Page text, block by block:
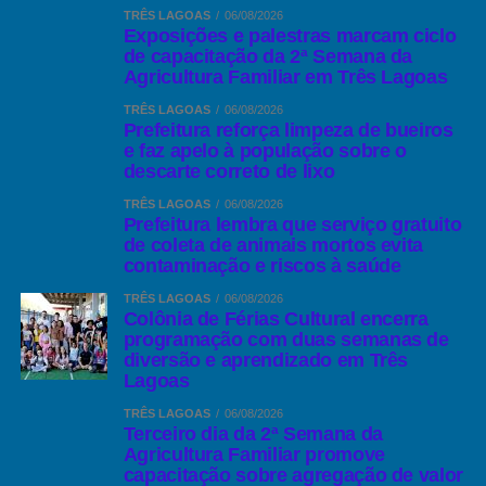
— Pagamento de combustível de Kombi escolar, para a vinda de
professores todos os dias ao Distrito
— Lutou junto à Comunidade para a implantação do Centro
Comunitário, com piscina, e Padaria comunitária, em Arapuá.
— Solicitação aoDeputado Akira, que as firmas:- Techint,
Mendes Júnior, tantas outras viessem instalar-se no Distrito,
gerando e continuando a gerar inúmeros empregos aos
moradores de Arapuá.
— Realização de Campeonatos de Futebol e diversas
modalidades esportivas, e apoio a atletas do Distrito.
— Na área social: Doações de óculos, remédios, ajuda a
transportes de doentes para outras localidades.
— Asfaltamento das ruas: Afonso Trannin, Eduardo Galvão e
Adonias Alves dos Santos.
Vejas as medidas:
Os casos suspeitos de covid-19 tem prioridade no
atendimento à população de modo a
tempo de contato com os indígenas presentes no
local de atendimento;
O registro do atendimento deve ser feito no
prontuário do paciente e também deverá ser
inserido no Sistema de Informação da Atenção à
Saúde Indígena (SIASI) no menor tempo possível;
Agentes Indígenas de Saúde e Agentes Indígenas
de Saneamento devem receber as informações
para que possam ajudar na conscientização da
comunidade sobre as medidas de prevenção e
controle da doença, na identificação precoce de
sinais e sintomas de Síndrome Respiratória Aguda
TRÊS LAGOAS 06/08/2026
Exposições e palestras marcam ciclo
de capacitação da 2ª Semana da
Agricultura Familiar em Três Lagoas
TRÊS LAGOAS 06/08/2026
Prefeitura reforça limpeza de bueiros
e faz apelo à população sobre o
descarte correto de lixo
TRÊS LAGOAS 06/08/2026
Prefeitura lembra que serviço gratuito
de coleta de animais mortos evita
contaminação e riscos à saúde
TRÊS LAGOAS 06/08/2026
Colônia de Férias Cultural encerra
programação com duas semanas de
diversão e aprendizado em Três
Lagoas
TRÊS LAGOAS 06/08/2026
Terceiro dia da 2ª Semana da
Agricultura Familiar promove
capacitação sobre agregação de valor